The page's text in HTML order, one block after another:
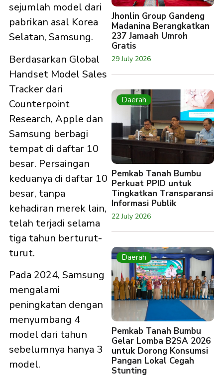
sejumlah model dari
pabrikan asal Korea
Selatan, Samsung.
Berdasarkan Global
Handset Model Sales
Tracker dari
Counterpoint
Research, Apple dan
Samsung berbagi
tempat di daftar 10
besar. Persaingan
keduanya di daftar 10
besar, tanpa
kehadiran merek lain,
telah terjadi selama
tiga tahun berturut-
turut.
Pada 2024, Samsung
mengalami
peningkatan dengan
menyumbang 4
model dari tahun
sebelumnya hanya 3
model.
Jhonlin Group Gandeng
Madanina Berangkatkan
237 Jamaah Umroh
Gratis
29 July 2026
Daerah
Pemkab Tanah Bumbu
Perkuat PPID untuk
Tingkatkan Transparansi
Informasi Publik
22 July 2026
Daerah
Pemkab Tanah Bumbu
Gelar Lomba B2SA 2026
untuk Dorong Konsumsi
Pangan Lokal Cegah
Stunting